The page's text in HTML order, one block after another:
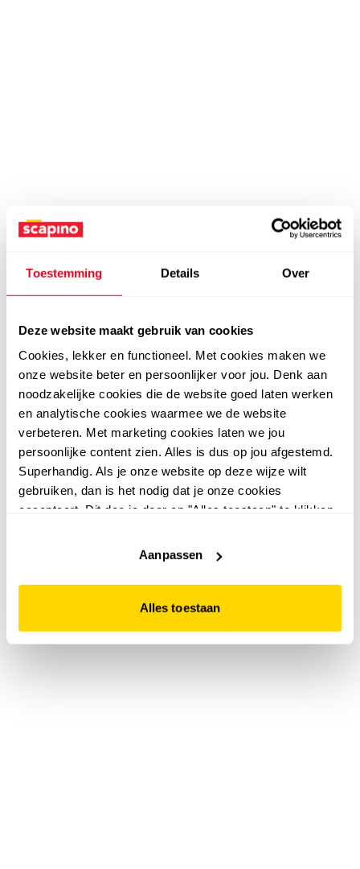
Toestemming Details Over
Deze website maakt gebruik van cookies
Cookies, lekker en functioneel. Met cookies maken we
onze website beter en persoonlijker voor jou. Denk aan
noodzakelijke cookies die de website goed laten werken
en analytische cookies waarmee we de website
verbeteren. Met marketing cookies laten we jou
persoonlijke content zien. Alles is dus op jou afgestemd.
Superhandig. Als je onze website op deze wijze wilt
gebruiken, dan is het nodig dat je onze cookies
accepteert. Dit doe je door op "Alles toestaan" te klikken.
website niet optimaal functioneert.
Aanpassen
Alles toestaan